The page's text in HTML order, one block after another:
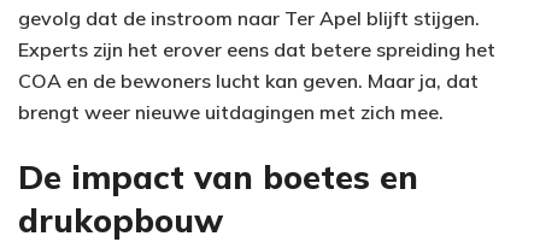
gevolg dat de instroom naar Ter Apel blijft stijgen.
Experts zijn het erover eens dat betere spreiding het
COA en de bewoners lucht kan geven. Maar ja, dat
brengt weer nieuwe uitdagingen met zich mee.
De impact van boetes en
drukopbouw